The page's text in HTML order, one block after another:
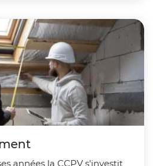
années la CCPV s'investit